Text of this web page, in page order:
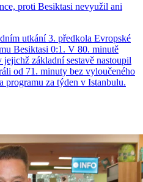
proti Besiktasi nevyužil ani
utkání 3. předkola Evropské
Besiktasi 0:1. V 80. minutě
základní sestavě nastoupil
od 71. minuty bez vyloučeného
programu za týden v Istanbulu.